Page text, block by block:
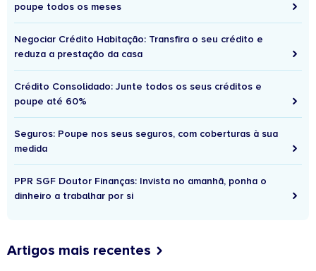
poupe todos os meses
Negociar Crédito Habitação: Transfira o seu crédito e
reduza a prestação da casa
Crédito Consolidado: Junte todos os seus créditos e
poupe até 60%
Seguros: Poupe nos seus seguros, com coberturas à sua
medida
PPR SGF Doutor Finanças: Invista no amanhã, ponha o
dinheiro a trabalhar por si
Artigos mais recentes